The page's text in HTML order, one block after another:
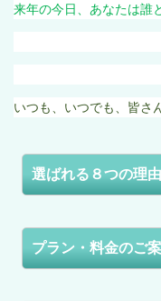
来年の今日、あなたは誰
いつも、いつでも、皆さ
選ばれる８つの理
プラン・料金のご